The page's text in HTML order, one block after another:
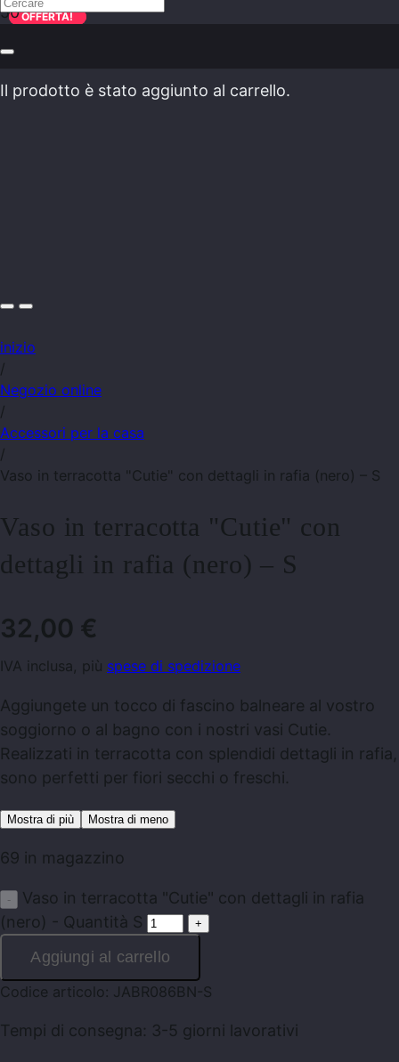
Il prodotto è stato aggiunto al carrello.
inizio
/
Negozio online
/
Accessori per la casa
/
Vaso in terracotta "Cutie" con dettagli in rafia (nero) – S
Vaso in terracotta "Cutie" con
dettagli in rafia (nero) – S
32,00 €
IVA inclusa, più spese di spedizione
Aggiungete un tocco di fascino balneare al vostro
soggiorno o al bagno con i nostri vasi Cutie.
Realizzati in terracotta con splendidi dettagli in rafia,
sono perfetti per fiori secchi o freschi.
Mostra di più Mostra di meno
69 in magazzino
Vaso in terracotta "Cutie" con dettagli in rafia
(nero) - Quantità S
Aggiungi al carrello
Codice articolo: JABR086BN-S
Tempi di consegna: 3-5 giorni lavorativi
OFFERTA!
OFFERTA!